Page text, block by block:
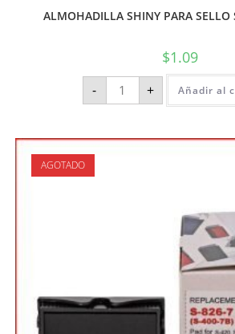
ALMOHADILLA SHINY PARA SELLO
$1.09
- + Añadir al
AGOTADO